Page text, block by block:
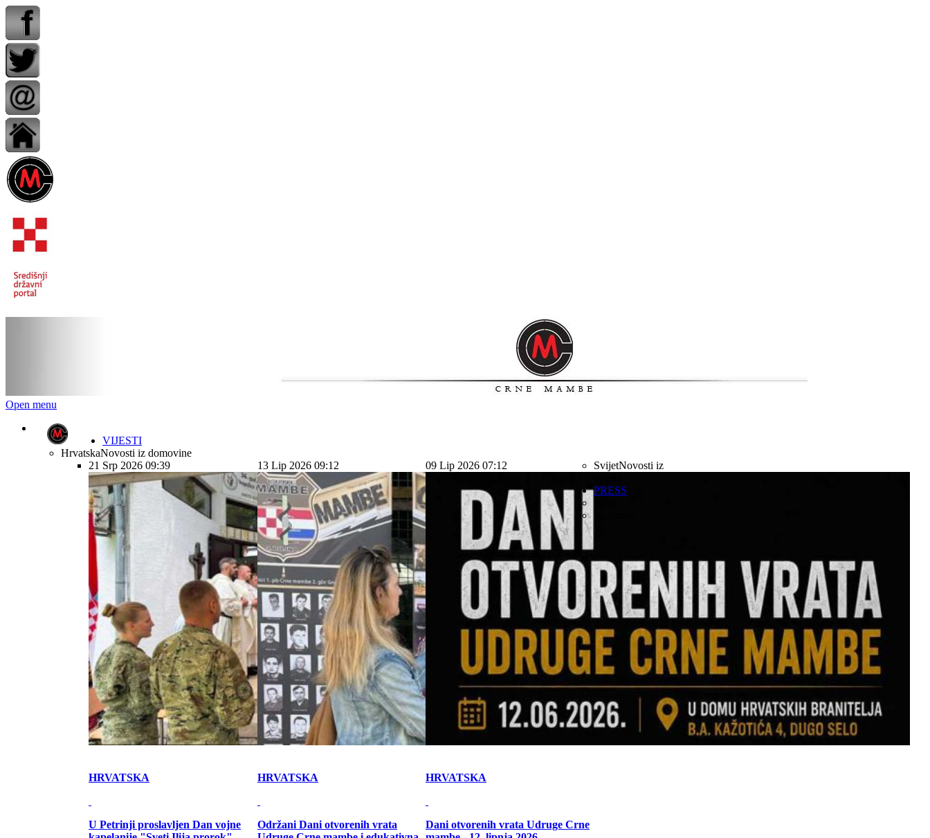
Open menu
VIJESTI
HrvatskaNovosti iz domovine
21 Srp 2026 09:39
HRVATSKA
U Petrinji proslavljen Dan vojne
13 Lip 2026 09:12
HRVATSKA
Održani Dani otvorenih vrata
09 Lip 2026 07:12
HRVATSKA
Dani otvorenih vrata Udruge Crne
SvijetNovosti iz
PRESS